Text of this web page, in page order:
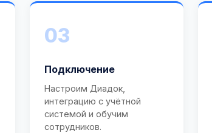
03
Подключение
Настроим Диадок,
интеграцию с учётной
системой и обучим
сотрудников.